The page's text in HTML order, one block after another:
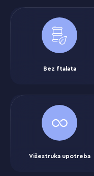
Bez ftalata
Višestruka upotreba